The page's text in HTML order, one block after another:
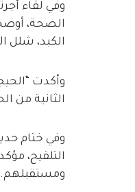
الصحة،
الكبد، شلل
وأكدت
الثانية من
وفي ختام
التلقيح،
ومستقبلهم.